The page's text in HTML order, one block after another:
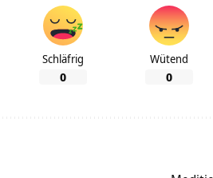
Schläfrig
0
Wütend
0